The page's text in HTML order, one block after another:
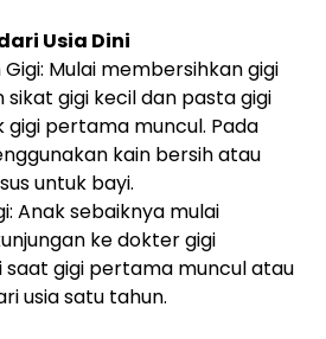
Usia Dini
Mulai membersihkan gigi
sikat gigi kecil dan pasta gigi
gigi pertama muncul. Pada
kain bersih atau
untuk bayi.
Anak sebaiknya mulai
ke dokter gigi
gigi pertama muncul atau
usia satu tahun.